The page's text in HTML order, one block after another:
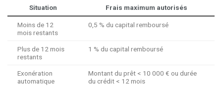
Situation Frais maximum autorisés
Moins de 12
mois restants
0,5 % du capital remboursé
Plus de 12 mois
restants
1 % du capital remboursé
Exonération
automatique
Montant du prêt < 10 000 € ou durée
du crédit < 12 mois